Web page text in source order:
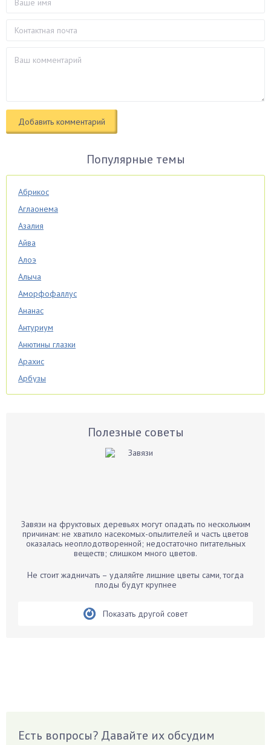
Популярные темы
Абрикос
Аглаонема
Азалия
Айва
Алоэ
Алыча
Аморфофаллус
Ананас
Антуриум
Анютины глазки
Арахис
Арбузы
Аспарагус
Бархатцы
Бегония
Бирючина
Вишня
Полезные советы
Завязи на фруктовых деревьях могут опадать по нескольким
причинам: не хватило насекомых-опылителей и часть цветов
оказалась неоплодотворенной; недостаточно питательных
веществ; слишком много цветов.
Не стоит жадничать – удаляйте лишние цветы сами, тогда
плоды будут крупнее
Показать другой совет
Есть вопросы? Давайте их обсудим